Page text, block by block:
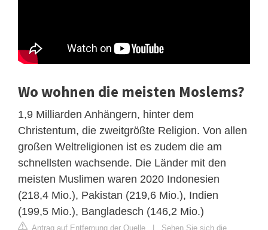
Wo wohnen die meisten Moslems?
1,9 Milliarden Anhängern, hinter dem
Christentum, die zweitgrößte Religion. Von allen
großen Weltreligionen ist es zudem die am
schnellsten wachsende. Die Länder mit den
meisten Muslimen waren 2020 Indonesien
(218,4 Mio.), Pakistan (219,6 Mio.), Indien
(199,5 Mio.), Bangladesch (146,2 Mio.)
Antrag auf Entfernung der Quelle | Sehen Sie sich die